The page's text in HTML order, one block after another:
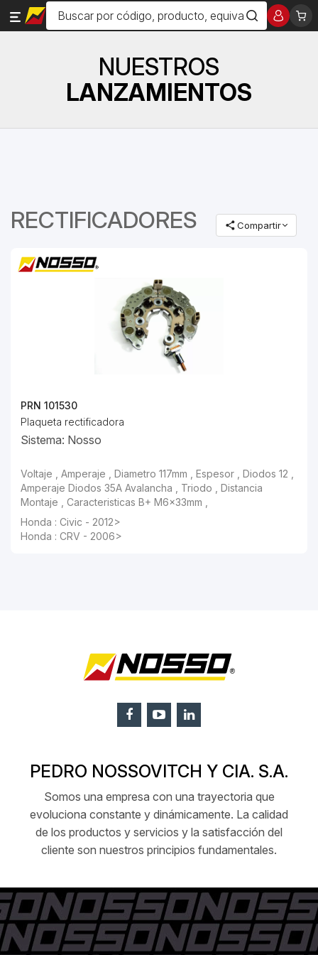
NUESTROS
LANZAMIENTOS
RECTIFICADORES Compartir
PRN 101530
Plaqueta rectificadora
Sistema: Nosso
Voltaje , Amperaje , Diametro 117mm , Espesor , Diodos 12 ,
Amperaje Diodos 35A Avalancha , Triodo , Distancia
Montaje , Caracteristicas B+ M6×33mm ,
Honda : Civic - 2012>
Honda : CRV - 2006>
PEDRO NOSSOVITCH Y CIA. S.A.
Somos una empresa con una trayectoria que
evoluciona constante y dinámicamente. La calidad
de los productos y servicios y la satisfacción del
cliente son nuestros principios fundamentales.